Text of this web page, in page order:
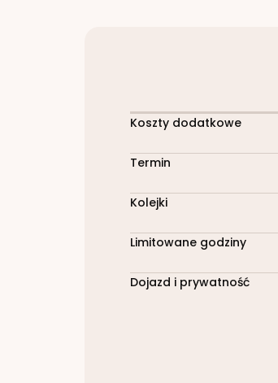
Koszty dodatkowe
Termin
Kolejki
Limitowane godziny
Dojazd i prywatność